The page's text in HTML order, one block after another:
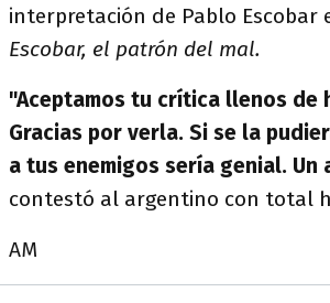
interpretación de Pablo Escobar
Escobar, el patrón del mal.
"Aceptamos tu crítica llenos de
Gracias por verla. Si se la
a tus enemigos sería genial. Un
contestó al argentino con total
AM